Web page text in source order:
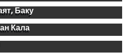
Баку
Кала